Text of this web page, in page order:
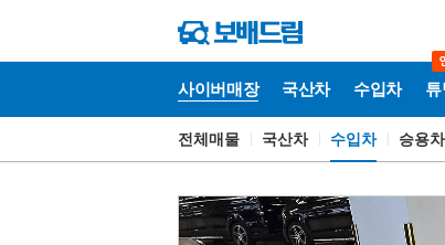
사이버매장 국산차 수입차
사
전체매물 국산차 수입차 승용차